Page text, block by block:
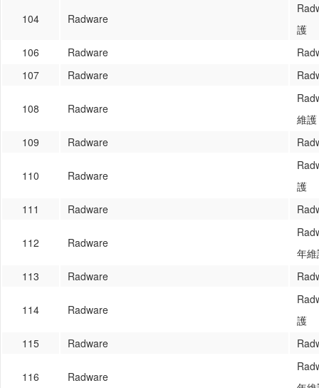
104 Radware
護
106
Radware
107
Radware
108 Radware
維護
109
Radware
110 Radware
護
111
Radware
112 Radware
年
113
Radware
114 Radware
護
115
Radware
116 Radware